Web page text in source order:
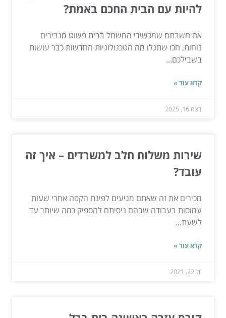
להיות עם הבית החכם באמת?
אם חשבתם שמכשירי החשמל בבית פשוט מגבירים
נוחות, חכו שתגלו מה הטכנולוגיות החדשות כבר עושות
בשבילכם...
קרא עוד »
דצמ 16, 2025
שירות משלוח חלב למשרדים – איך זה
עובד?
מכירים את זה שאתם מגיעים לפינת הקפה אחרי שעות
עמוסות בעבודה שבהם ניסיתם להספיק כמה שיותר עד
לשעת...
קרא עוד »
יול 22, 2021